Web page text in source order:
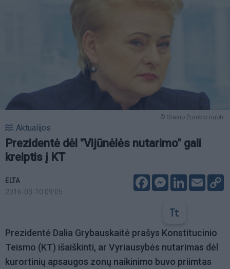
© Stasio Žumbio nuotr.
Aktualijos
Prezidentė dėl "Vijūnėlės nutarimo" gali
kreiptis į KT
ELTA
2016-03-10 09:05
FacebookMessenger
LinkedIn
Email
Prezidentė Dalia Grybauskaitė prašys Konstitucinio
Teismo (KT) išaiškinti, ar Vyriausybės nutarimas dėl
kurortinių apsaugos zonų naikinimo buvo priimtas